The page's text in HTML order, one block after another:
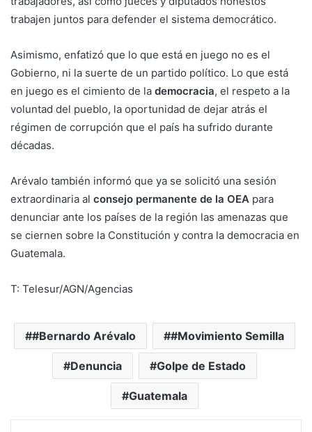
trabajen juntos para defender el sistema democrático.
Asimismo, enfatizó que lo que está en juego no es el
Gobierno, ni la suerte de un partido político. Lo que está
en juego es el cimiento de la democracia, el respeto a la
voluntad del pueblo, la oportunidad de dejar atrás el
régimen de corrupción que el país ha sufrido durante
décadas.
Arévalo también informó que ya se solicitó una sesión
extraordinaria al consejo permanente de la OEA para
denunciar ante los países de la región las amenazas que
se ciernen sobre la Constitución y contra la democracia en
Guatemala.
T: Telesur/AGN/Agencias
#Bernardo Arévalo #Movimiento Semilla
Denuncia Golpe de Estado
Guatemala